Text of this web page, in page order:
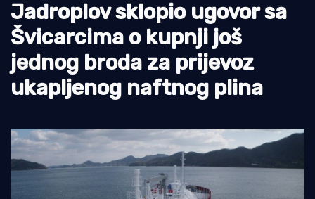
Ribolov
Ekologija
Tradicija i kultura
Jadroplov sklopio ugovor sa
Švicarcima o kupnji još
jednog broda za prijevoz
ukapljenog naftnog plina